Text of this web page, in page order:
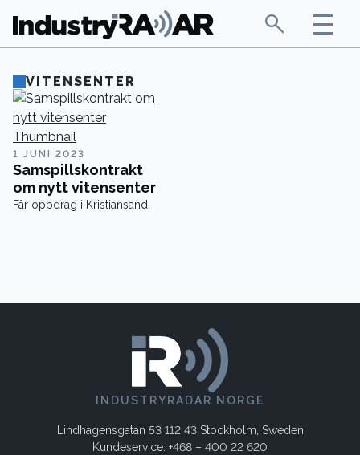
VITENSENTER
1 JUNI 2023
Samspillskontrakt
om nytt vitensenter
Får oppdrag i Kristiansand.
INDUSTRYRADAR NORGE
Lindhagensgatan 53 112 43 Stockholm, Sweden
Kundeservice: +468 – 400 22 620